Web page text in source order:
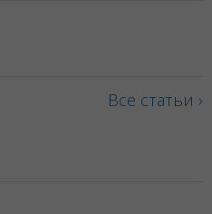
Все статьи ›